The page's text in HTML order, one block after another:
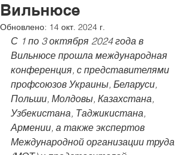
Вильнюсе
Обновлено: 14 окт. 2024 г.
С 1 по 3 октября 2024 года в
Вильнюсе прошла международная
конференция, с представителями
профсоюзов Украины, Беларуси,
Польши, Молдовы, Казахстана,
Узбекистана, Таджикистана,
Армении, а также экспертов
Международной организации труда